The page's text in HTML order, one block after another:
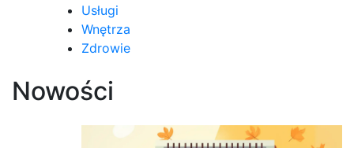
Usługi
Wnętrza
Zdrowie
Nowości